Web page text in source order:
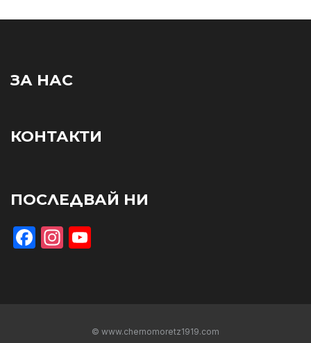
ЗА НАС
КОНТАКТИ
ПОСЛЕДВАЙ НИ
Facebook
Instagram
© www.chernomoretz1919.com